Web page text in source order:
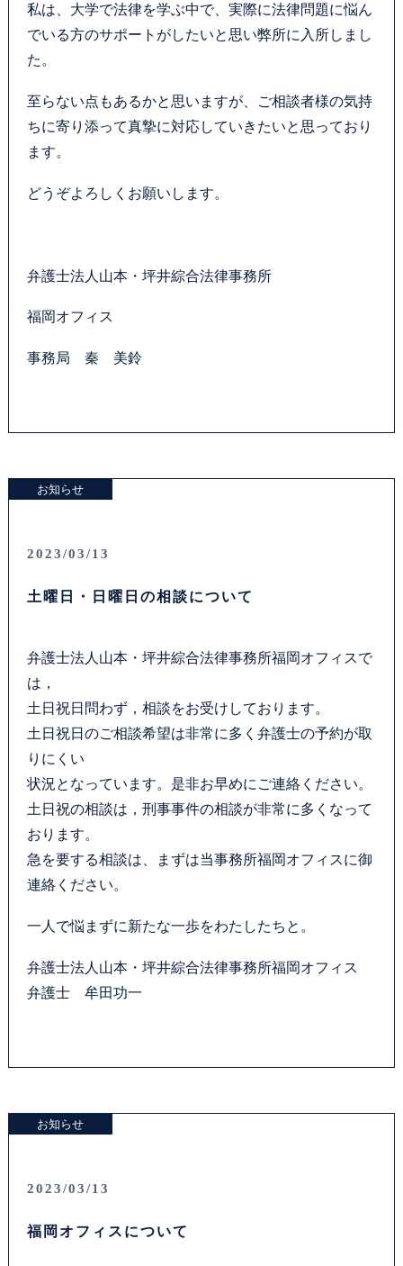
私は、大学で法律を学ぶ中で、実際に法律問題に悩ん
でいる方のサポートがしたいと思い弊所に入所しまし
た。
至らない点もあるかと思いますが、ご相談者様の気持
ちに寄り添って真摯に対応していきたいと思っており
ます。
どうぞよろしくお願いします。
弁護士法人山本・坪井綜合法律事務所
福岡オフィス
事務局 秦 美鈴
お知らせ
2023/03/13
土曜日・日曜日の相談について
弁護士法人山本・坪井綜合法律事務所福岡オフィスで
は，
土日祝日問わず，相談をお受けしております。
土日祝日のご相談希望は非常に多く弁護士の予約が取
りにくい
状況となっています。是非お早めにご連絡ください。
土日祝の相談は，刑事事件の相談が非常に多くなって
おります。
急を要する相談は、まずは当事務所福岡オフィスに御
連絡ください。
一人で悩まずに新たな一歩をわたしたちと。
弁護士法人山本・坪井綜合法律事務所福岡オフィス
弁護士 牟田功一
お知らせ
2023/03/13
福岡オフィスについて